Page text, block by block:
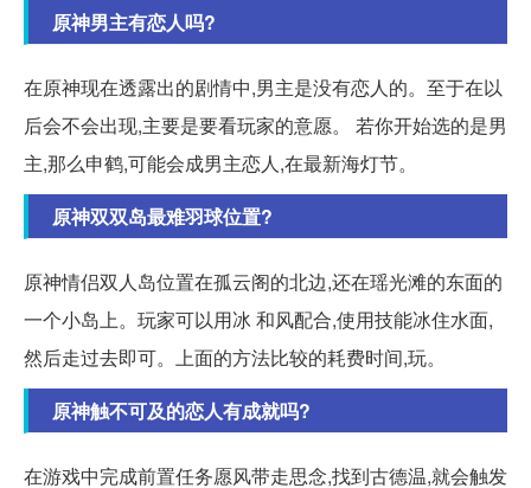
原神男主有恋人吗?
在原神现在透露出的剧情中,男主是没有恋人的。至于在以
后会不会出现,主要是要看玩家的意愿。 若你开始选的是男
主,那么申鹤,可能会成男主恋人,在最新海灯节。
原神双双岛最难羽球位置?
原神情侣双人岛位置在孤云阁的北边,还在瑶光滩的东面的
一个小岛上。玩家可以用冰 和风配合,使用技能冰住水面,
然后走过去即可。上面的方法比较的耗费时间,玩。
原神触不可及的恋人有成就吗?
在游戏中完成前置任务愿风带走思念,找到古德温,就会触发